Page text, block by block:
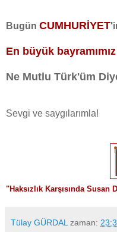
Bugün CUMHURİYET'
En büyük
Ne Mutlu Türk'üm
Sevgi ve saygılarımla!
"Haksızlık Karşısında
Tülay GÜRDAL zaman: